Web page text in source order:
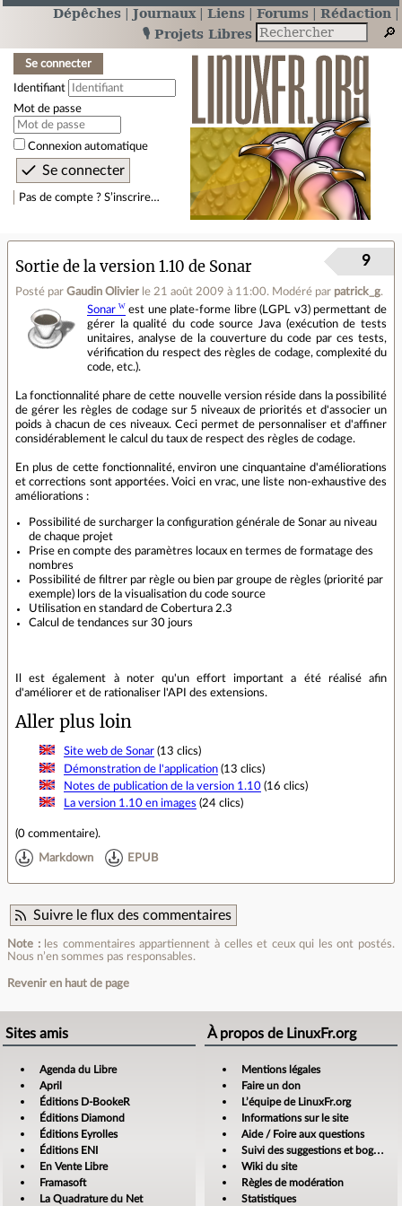
Dépêches Journaux Liens Forums
Rédaction
🎙️ Projets Libres
Se connecter
Identifiant
Mot de passe
Connexion automatique
Pas de compte ? S’inscrire…
Sortie de la version 1.10 de Sonar
Posté par Gaudin Olivier le 21 août 2009 à 11:00. Modéré par patrick_g.
9
Sonar
est une plate-forme libre (LGPL v3) permettant de
gérer la qualité du code source Java (exécution de tests
unitaires, analyse de la couverture du code par ces tests,
vérification du respect des règles de codage, complexité du
code, etc.).
La fonctionnalité phare de cette nouvelle version réside dans la possibilité
de gérer les règles de codage sur 5 niveaux de priorités et d'associer un
poids à chacun de ces niveaux. Ceci permet de personnaliser et d'affiner
considérablement le calcul du taux de respect des règles de codage.
En plus de cette fonctionnalité, environ une cinquantaine d'améliorations
et corrections sont apportées. Voici en vrac, une liste non-exhaustive des
améliorations :
Possibilité de surcharger la configuration générale de Sonar au niveau
de chaque projet
Prise en compte des paramètres locaux en termes de formatage des
nombres
Possibilité de filtrer par règle ou bien par groupe de règles (priorité par
exemple) lors de la visualisation du code source
Utilisation en standard de Cobertura 2.3
Calcul de tendances sur 30 jours
Il est également à noter qu'un effort important a été réalisé afin
d'améliorer et de rationaliser l'API des extensions.
Aller plus loin
Site web de Sonar(13 clics)
Démonstration de l'application(13 clics)
Notes de publication de la version 1.10(16 clics)
La version 1.10 en images (24 clics)
(0 commentaire).
Markdown EPUB
Suivre le flux des commentaires
Note :les commentaires appartiennent à celles et ceux qui les ont postés.
Nous n’en sommes pas responsables.
Revenir en haut de page
Sites amis
Agenda du Libre
April
Éditions D-BookeR
Éditions Diamond
Éditions Eyrolles
Éditions ENI
En Vente Libre
Framasoft
La Quadrature du Net
À propos de LinuxFr.org
Mentions légales
Faire un don
L’équipe de LinuxFr.org
Informations sur le site
Aide / Foire aux questions
Suivi des suggestions et bogues
Wiki du site
Règles de modération
Statistiques